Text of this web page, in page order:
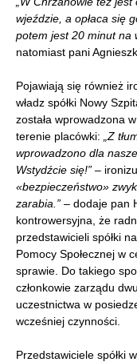
wjeździe, a opłaca się
potem jest 20 minut na
natomiast pani
Pojawiają się również
władz spółki Nowy
została wprowadzona
terenie placówki:
„Z
wprowadzono dla
Wstydźcie się!” –
«bezpieczeństwo»
zarabia.” – dodaje pan
kontrowersyjna, że
przedstawicieli spółki
Pomocy Społecznej w
sprawie. Do takiego
członkowie zarządu
uczestnictwa w
wcześniej czynności.
Przedstawiciele spółki